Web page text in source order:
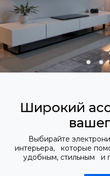
Широкий
Выбирайте
интерьера, которые
удобным, стильным и